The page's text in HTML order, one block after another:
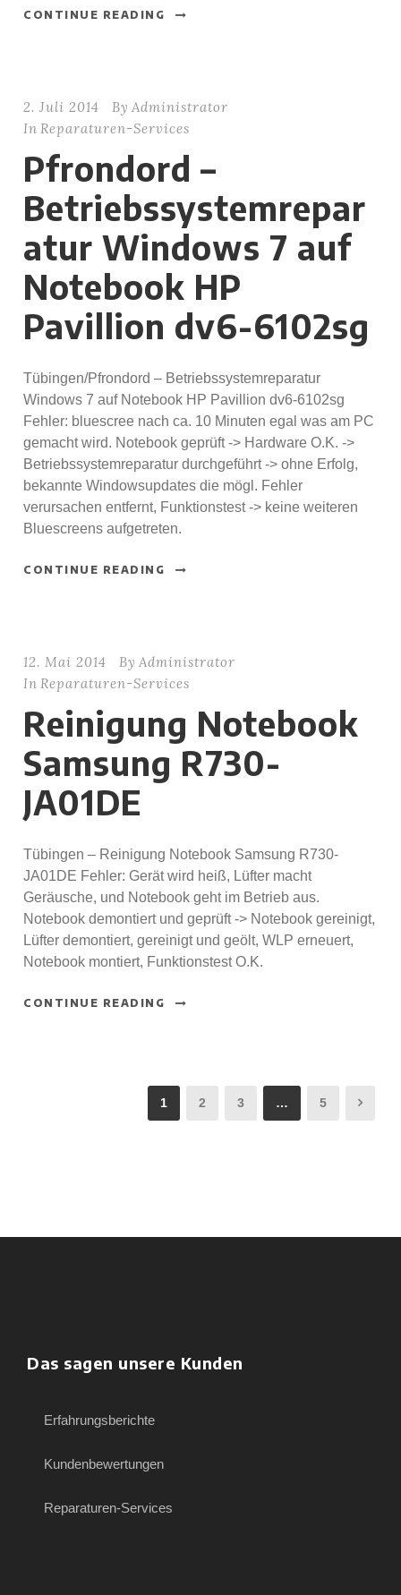
CONTINUE READING
2. Juli 2014 By Administrator
In Reparaturen-Services
Pfrondord –
Betriebssystemrepar
atur Windows 7 auf
Notebook HP
Pavillion dv6-6102sg
Tübingen/Pfrondord – Betriebssystemreparatur
Windows 7 auf Notebook HP Pavillion dv6-6102sg
Fehler: bluescree nach ca. 10 Minuten egal was am PC
gemacht wird. Notebook geprüft -> Hardware O.K. ->
Betriebssystemreparatur durchgeführt -> ohne Erfolg,
bekannte Windowsupdates die mögl. Fehler
verursachen entfernt, Funktionstest -> keine weiteren
Bluescreens aufgetreten.
CONTINUE READING
12. Mai 2014 By Administrator
In Reparaturen-Services
Reinigung Notebook
Samsung R730-
JA01DE
Tübingen – Reinigung Notebook Samsung R730-
JA01DE Fehler: Gerät wird heiß, Lüfter macht
Geräusche, und Notebook geht im Betrieb aus.
Notebook demontiert und geprüft -> Notebook gereinigt,
Lüfter demontiert, gereinigt und geölt, WLP erneuert,
Notebook montiert, Funktionstest O.K.
CONTINUE READING
1 2 3 … 5
Das sagen unsere Kunden
Erfahrungsberichte
Kundenbewertungen
Reparaturen-Services